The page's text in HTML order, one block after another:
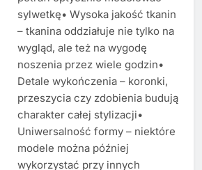
sylwetkę• Wysoka jakość tkanin
– tkanina oddziałuje nie tylko na
wygląd, ale też na wygodę
noszenia przez wiele godzin•
Detale wykończenia – koronki,
przeszycia czy zdobienia budują
charakter całej stylizacji•
Uniwersalność formy – niektóre
modele można później
wykorzystać przy innych